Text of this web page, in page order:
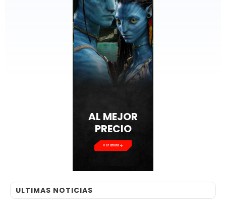
AL MEJOR
PRECIO
Ver ahora
ULTIMAS NOTICIAS